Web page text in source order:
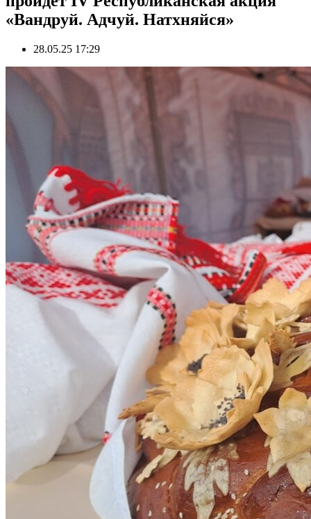
«Вандруй. Адчуй. Натхняйся»
28.05.25 17:29